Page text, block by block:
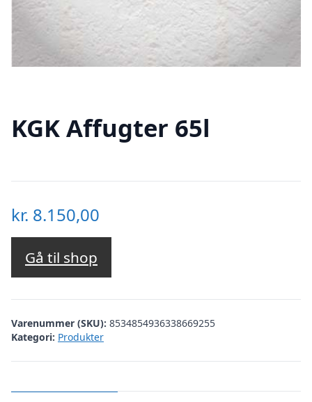
KGK Affugter 65l
kr. 8.150,00
Gå til shop
Varenummer (SKU): 8534854936338669255
Kategori: Produkter